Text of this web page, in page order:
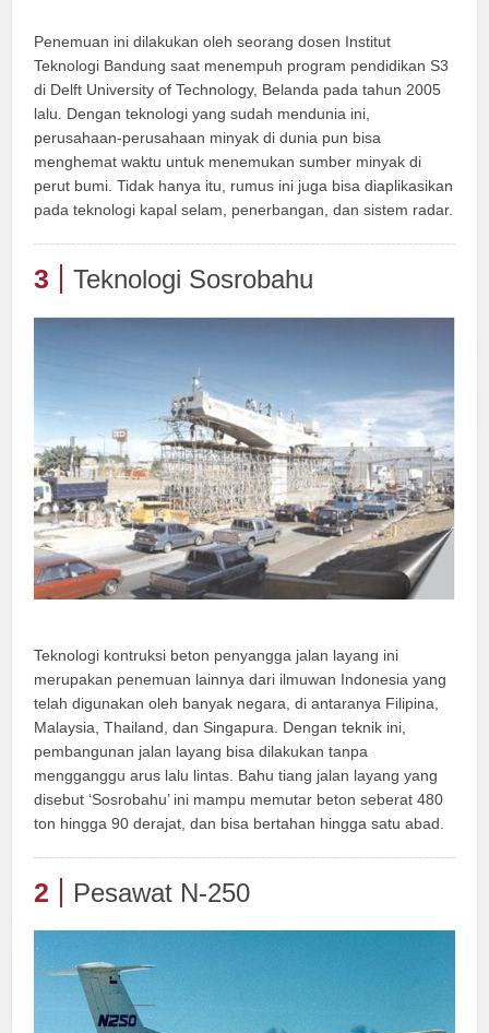
Penemuan ini dilakukan oleh seorang dosen Institut
Teknologi Bandung saat menempuh program pendidikan S3
di Delft University of Technology, Belanda pada tahun 2005
lalu. Dengan teknologi yang sudah mendunia ini,
perusahaan-perusahaan minyak di dunia pun bisa
menghemat waktu untuk menemukan sumber minyak di
perut bumi. Tidak hanya itu, rumus ini juga bisa diaplikasikan
pada teknologi kapal selam, penerbangan, dan sistem radar.
3 Teknologi Sosrobahu
Teknologi kontruksi beton penyangga jalan layang ini
merupakan penemuan lainnya dari ilmuwan Indonesia yang
telah digunakan oleh banyak negara, di antaranya Filipina,
Malaysia, Thailand, dan Singapura. Dengan teknik ini,
pembangunan jalan layang bisa dilakukan tanpa
mengganggu arus lalu lintas. Bahu tiang jalan layang yang
disebut ‘Sosrobahu’ ini mampu memutar beton seberat 480
ton hingga 90 derajat, dan bisa bertahan hingga satu abad.
2 Pesawat N-250